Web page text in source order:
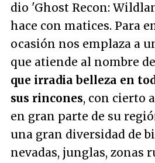
dio 'Ghost Recon:
hace con matices. Para
ocasión nos emplaza a
que atiende al nombre de
que irradia belleza en
sus rincones, con cierto
en gran parte de su
una gran diversidad de
nevadas, junglas, zonas